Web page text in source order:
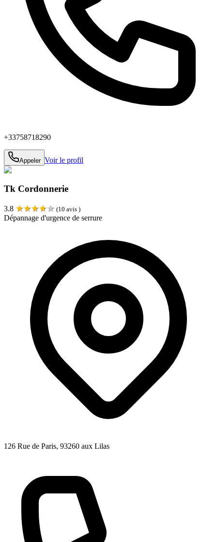
+33758718290
Appeler Voir le profil
Tk Cordonnerie
3.8 ★★★★★ (10 avis )
Dépannage d'urgence de serrure
126 Rue de Paris, 93260 aux Lilas